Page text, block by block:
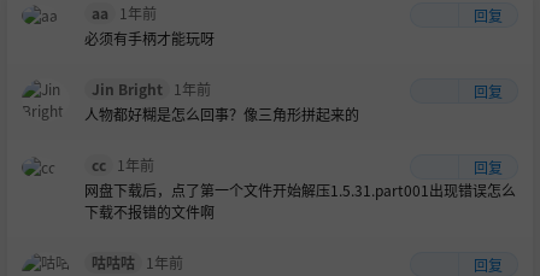
aa
1年前
回复
必须有手柄才能玩呀
Jin Bright 1年前
回复
人物都好糊是怎么回事？像三角形拼起来的
cc 1年前
回复
网盘下载后，点了第一个文件开始解压1.5.31.part001出现错误怎么
下载不报错的文件啊
咕咕咕 1年前
回复